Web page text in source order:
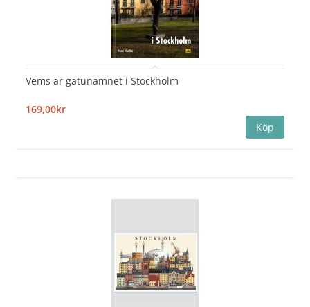
Vems är gatunamnet i Stockholm
169,00kr